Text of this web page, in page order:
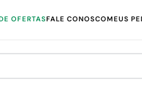
OFERTASFALE CONOSCOMEUS